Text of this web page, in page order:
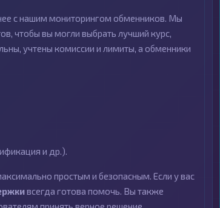
с нашим мониторингом обменников. Мы
чтобы вы могли выбрать лучший курс,
учтены комиссии и лимиты, а обменники
и др.).
простым и безопасным. Если у вас
всегда готова помочь. Вы также